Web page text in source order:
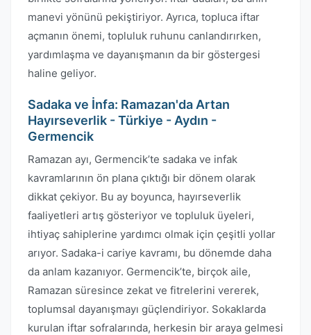
manevi yönünü pekiştiriyor. Ayrıca, topluca iftar
açmanın önemi, topluluk ruhunu canlandırırken,
yardımlaşma ve dayanışmanın da bir göstergesi
haline geliyor.
Sadaka ve İnfa: Ramazan'da Artan
Hayırseverlik - Türkiye - Aydın -
Germencik
Ramazan ayı, Germencik’te sadaka ve infak
kavramlarının ön plana çıktığı bir dönem olarak
dikkat çekiyor. Bu ay boyunca, hayırseverlik
faaliyetleri artış gösteriyor ve topluluk üyeleri,
ihtiyaç sahiplerine yardımcı olmak için çeşitli yollar
arıyor. Sadaka-i cariye kavramı, bu dönemde daha
da anlam kazanıyor. Germencik’te, birçok aile,
Ramazan süresince zekat ve fitrelerini vererek,
toplumsal dayanışmayı güçlendiriyor. Sokaklarda
kurulan iftar sofralarında, herkesin bir araya gelmesi